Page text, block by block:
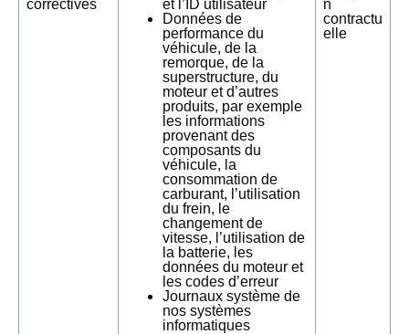
correctives
et l’ID utilisateur
Données de
performance du
véhicule, de la
remorque, de la
superstructure, du
moteur et d’autres
produits, par exemple
les informations
provenant des
composants du
véhicule, la
consommation de
carburant, l’utilisation
du frein, le
changement de
vitesse, l’utilisation de
la batterie, les
données du moteur et
les codes d’erreur
Journaux système de
nos systèmes
informatiques
n
contractu
elle